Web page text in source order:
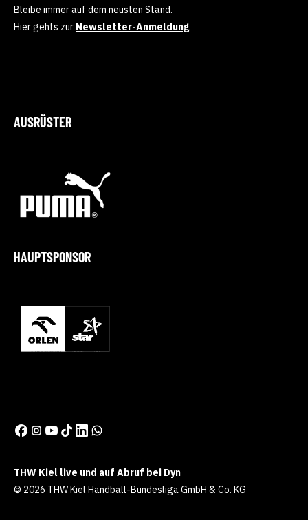
Bleibe immer auf dem neusten Stand.
Hier gehts zur Newsletter-Anmeldung.
AUSRÜSTER
HAUPTSPONSOR
THW Kiel live und auf Abruf bei Dyn
© 2026 THW Kiel Handball-Bundesliga GmbH & Co. KG